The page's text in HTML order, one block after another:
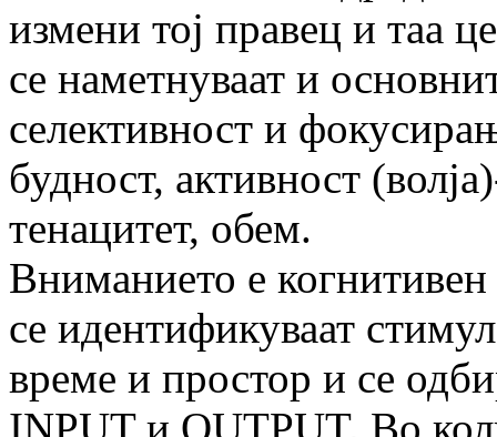
измени тој правец и таа
се наметнуваат и
селективност и
будност, активност
тенацитет, обем.
Вниманието е
се идентификуваат
време и простор и се